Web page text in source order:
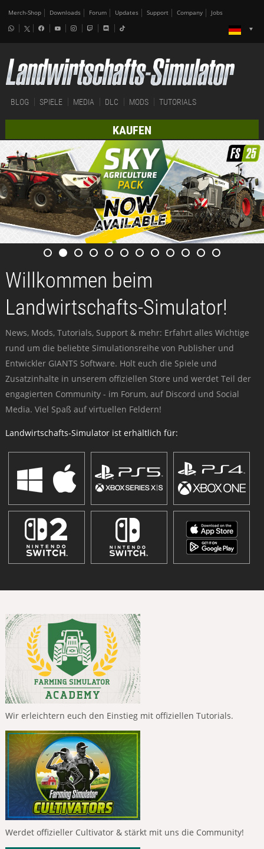
Merch-Shop Downloads Forum Updates Support Company Jobs
BLOG SPIELE MEDIA DLC MODS TUTORIALS
KAUFEN
Willkommen beim
Landwirtschafts-Simulator!
News, Mods, Tutorials, Support & mehr: Erfahrt alles Wichtige
rund um die beliebte Simulationsreihe von Publisher und
Entwickler GIANTS Software. Holt euch die Spiele und
Zusatzinhalte in unserem offiziellen Store und werdet Teil der
engagierten Community - im Forum, auf Discord und Social
Media. Viel Spaß auf virtuellen Feldern!
Landwirtschafts-Simulator ist erhältlich für:
Wir erleichtern euch den Einstieg mit offiziellen Tutorials.
Werdet offizieller Cultivator & stärkt mit uns die Community!